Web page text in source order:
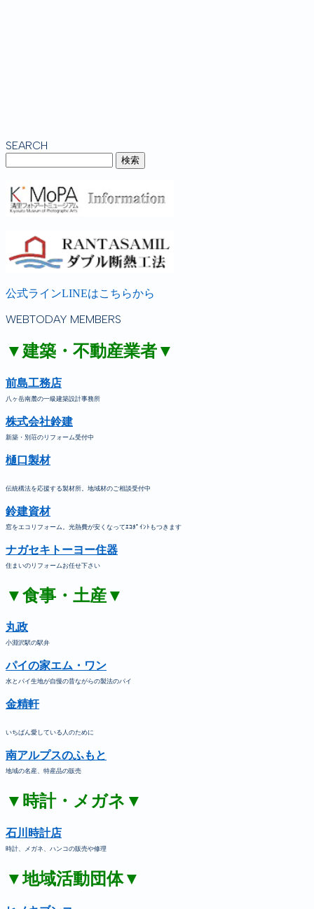
SEARCH
公式ラインLINEはこちらから
WEBTODAY MEMBERS
▼建築・不動産業者▼
前島工務店
八ヶ岳南麓の一級建築設計事務所
株式会社鈴建
新築・別荘のリフォーム受付中
樋口製材
伝統構法を応援する製材所。地域材のご相談受付中
鈴建資材
窓をエコリフォーム。光熱費が安くなってｴｺﾎﾟｲﾝﾄもつきます
ナガセキトーヨー住器
住まいのリフォームお任せ下さい
▼食事・土産▼
丸政
小淵沢駅の駅弁
パイの家エム・ワン
水とパイ生地が自慢の昔ながらの製法のパイ
金精軒
いちばん愛している人のために
南アルプスのふもと
地域の名産、特産品の販売
▼時計・メガネ▼
石川時計店
時計、メガネ、ハンコの販売や修理
▼地域活動団体▼